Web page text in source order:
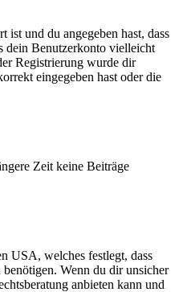
ist und du angegeben hast, dass
dein Benutzerkonto vielleicht
Registrierung wurde dir
eingegeben hast oder die
Zeit keine Beiträge
USA, welches festlegt, dass
Wenn du dir unsicher
anbieten kann und